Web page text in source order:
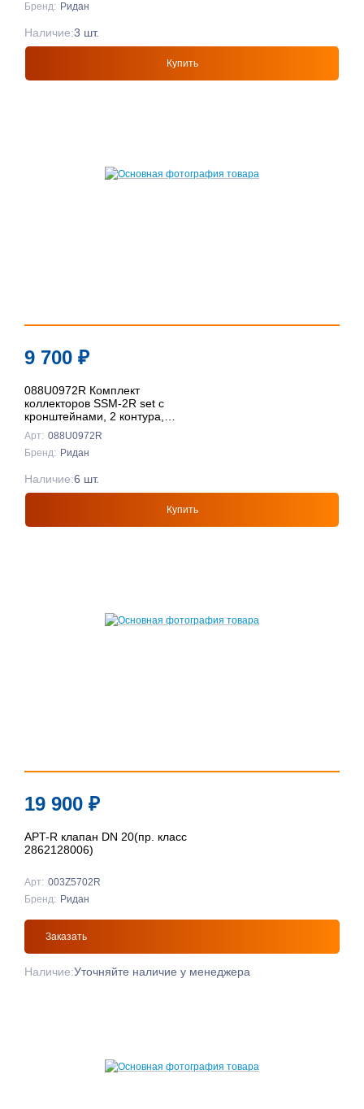
Бренд: Ридан
Купить
Наличие:3 шт.
9 700 ₽
088U0972R Комплект
коллекторов SSM-2R set с
кронштейнами, 2 контура,
Ридан
Арт: 088U0972R
Бренд: Ридан
Купить
Наличие:6 шт.
19 900 ₽
APT-R клапан DN 20(пр. класс
2862128006)
Арт: 003Z5702R
Бренд: Ридан
Заказать
Наличие:Уточняйте наличие у менеджера